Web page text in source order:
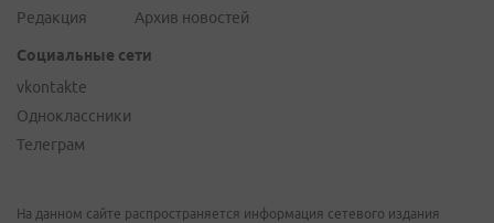
Редакция
Архив новостей
Социальные сети
vkontakte
Одноклассники
Телеграм
На данном сайте распространяется информация сетевого издания